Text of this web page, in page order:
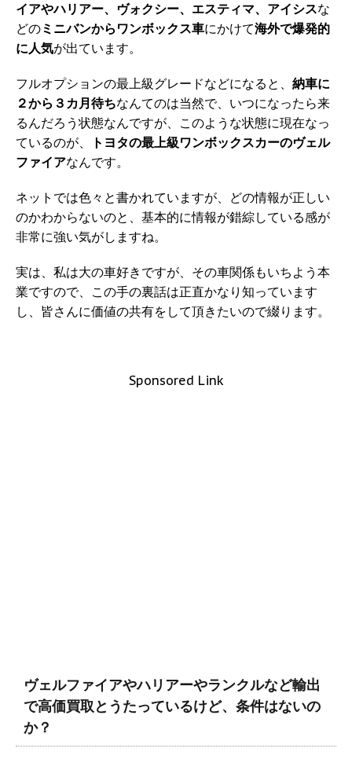
イアやハリアー、ヴォクシー、エスティマ、アイシスな
どのミニバンからワンボックス車にかけて海外で爆発的
に人気が出ています。
フルオプションの最上級グレードなどになると、 納車に
２から３カ月待ちなんてのは当然で、いつになったら来
るんだろう状態なんですが、このような状態に現在なっ
ているのが、
トヨタの最上級ワンボックスカーのヴェル
ファイアなんです。
ネットでは色々と書かれていますが、どの情報が正しい
のかわからないのと、基本的に情報が錯綜している感が
非常に強い気がしますね。
実は、私は大の車好きですが、その車関係もいちよう本
業ですので、この手の裏話は正直かなり知っています
し、皆さんに価値の共有をして頂きたいので綴ります。
Sponsored Link
ヴェルファイアやハリアーやランクルなど輸出
で高価買取とうたっているけど、条件はないの
か？